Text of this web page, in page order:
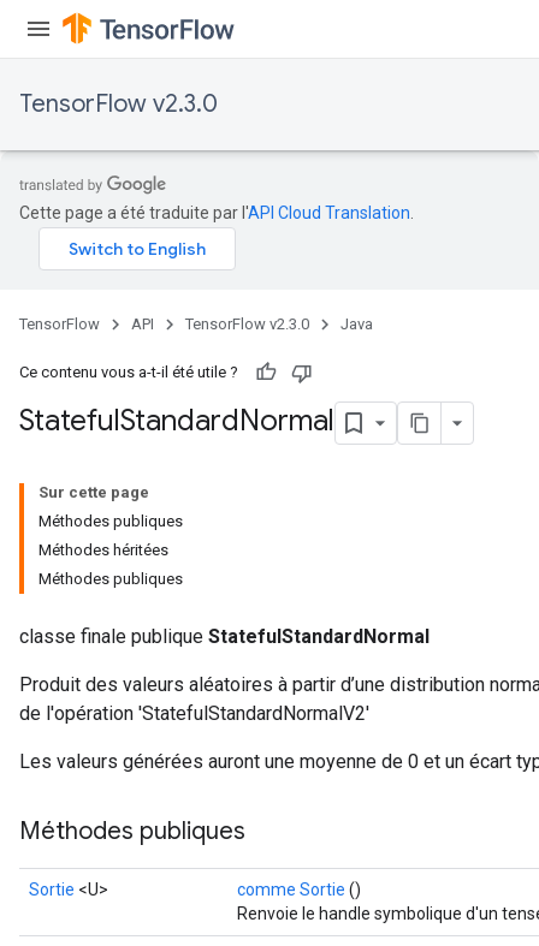
TensorFlow v2.3.0
Cette page a été traduite par l'API Cloud Translation
TensorFlow API TensorFlow v2.3.0 Java
Ce contenu vous a-t-il été utile ?
StatefulStandardNormal
Sur cette page
Méthodes publiques
Méthodes héritées
Méthodes publiques
classe finale publique StatefulStandardNormal
Produit des valeurs aléatoires à partir d’une distribution
de l'opération 'StatefulStandardNormalV2'
Les valeurs générées auront une moyenne de 0 et un écart
Méthodes publiques
Sortie <U> comme Sortie ()
Renvoie le handle symbolique d'un